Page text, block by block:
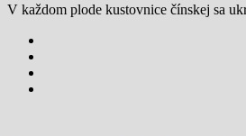
V každom plode kustovnice čínskej sa